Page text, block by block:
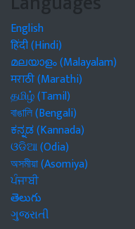
English
हिंदी (Hindi)
മലയാളം (Malayalam)
मराठी (Marathi)
தமிழ் (Tamil)
বাঙালি (Bengali)
ಕನ್ನಡ (Kannada)
ଓଡିଆ (Odia)
অসমীয়া (Asomiya)
ਪੰਜਾਬੀ
తెలుగు
ગુજરાતી